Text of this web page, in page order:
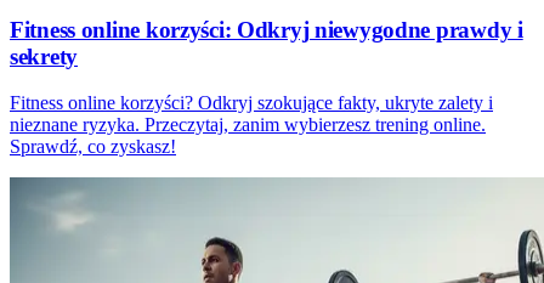
Fitness online korzyści: Odkryj niewygodne prawdy i
sekrety
Fitness online korzyści? Odkryj szokujące fakty, ukryte zalety i
nieznane ryzyka. Przeczytaj, zanim wybierzesz trening online.
Sprawdź, co zyskasz!